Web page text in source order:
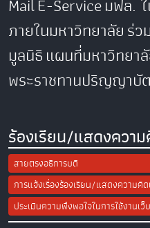
MailE-Serviceมฟล.
ภายในมหาวิทยาลัยร่ว
มูลนิธิแผนที่มหาวิทยา
พระราชทานปริญญาบั
ร้องเรียน/แสดงควา
สายตรงอธิการบดี
การแจ้งเรื่องร้องเรียน/แสดงความคิด
ประเมินความพึงพอใจในการใช้งานเ